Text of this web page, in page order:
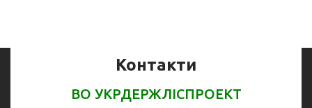
Контакти
ВО УКРДЕРЖЛІСПРОЕКТ